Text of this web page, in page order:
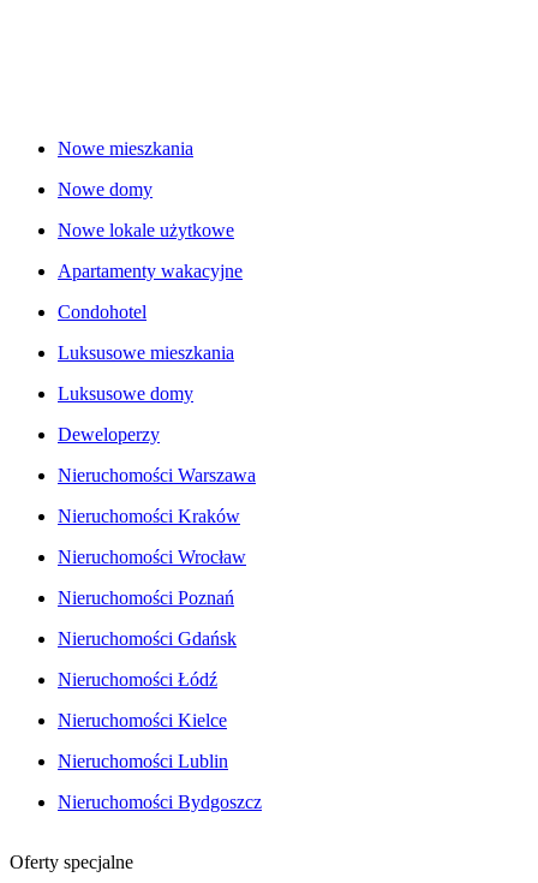
Nowe mieszkania
Nowe domy
Nowe lokale użytkowe
Apartamenty wakacyjne
Condohotel
Luksusowe mieszkania
Luksusowe domy
Deweloperzy
Nieruchomości Warszawa
Nieruchomości Kraków
Nieruchomości Wrocław
Nieruchomości Poznań
Nieruchomości Gdańsk
Nieruchomości Łódź
Nieruchomości Kielce
Nieruchomości Lublin
Nieruchomości Bydgoszcz
Oferty specjalne